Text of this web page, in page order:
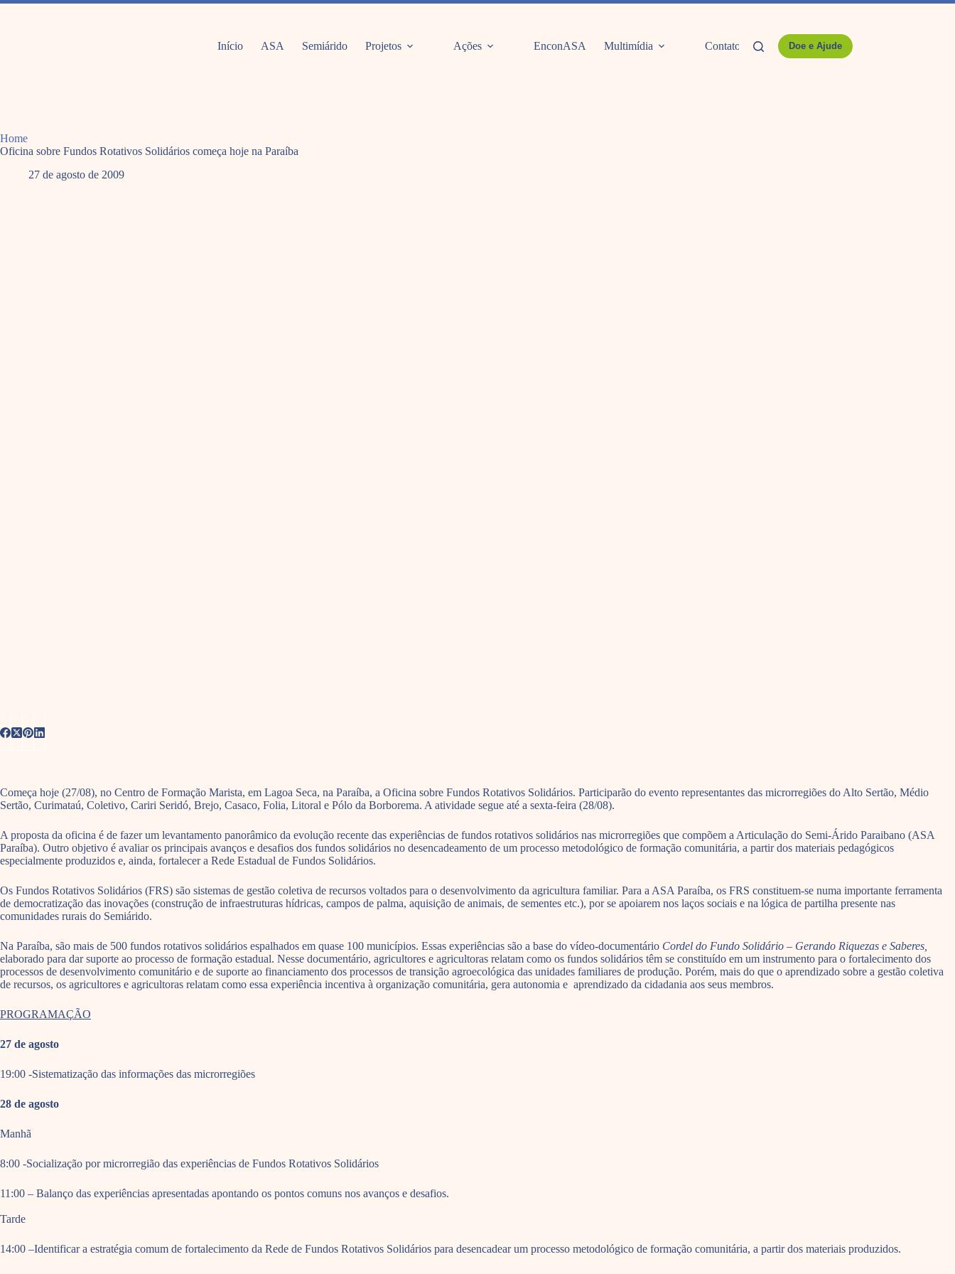
Pular
Início ASA Semiárido Projetos Ações EnconASA Multimídia Contato Doe e Ajude
Home
Oficina sobre Fundos Rotativos Solidários começa hoje na Paraíba
27 de agosto de 2009
Começa hoje (27/08), no Centro de Formação Marista, em Lagoa Seca, na Paraíba, a Oficina sobre Fundos Rotativos Solidários. Participarão do evento representantes das microrregiões do Alto Sertão, Médio
Sertão, Curimataú, Coletivo, Cariri Seridó, Brejo, Casaco, Folia, Litoral e Pólo da Borborema. A atividade segue até a sexta-feira (28/08).
A proposta da oficina é de fazer um levantamento panorâmico da evolução recente das experiências de fundos rotativos solidários nas microrregiões que compõem a Articulação do Semi-Árido Paraibano (ASA
Paraíba). Outro objetivo é avaliar os principais avanços e desafios dos fundos solidários no desencadeamento de um processo metodológico de formação comunitária, a partir dos materiais pedagógicos
especialmente produzidos e, ainda, fortalecer a Rede Estadual de Fundos Solidários.
Os Fundos Rotativos Solidários (FRS) são sistemas de gestão coletiva de recursos voltados para o desenvolvimento da agricultura familiar. Para a ASA Paraíba, os FRS constituem-se numa importante ferramenta
de democratização das inovações (construção de infraestruturas hídricas, campos de palma, aquisição de animais, de sementes etc.), por se apoiarem nos laços sociais e na lógica de partilha presente nas
comunidades rurais do Semiárido.
Na Paraíba, são mais de 500 fundos rotativos solidários espalhados em quase 100 municípios. Essas experiências são a base do vídeo-documentário Cordel do Fundo Solidário – Gerando Riquezas e Saberes,
elaborado para dar suporte ao processo de formação estadual. Nesse documentário, agricultores e agricultoras relatam como os fundos solidários têm se constituído em um instrumento para o fortalecimento dos
processos de desenvolvimento comunitário e de suporte ao financiamento dos processos de transição agroecológica das unidades familiares de produção. Porém, mais do que o aprendizado sobre a gestão coletiva
de recursos, os agricultores e agricultoras relatam como essa experiência incentiva à organização comunitária, gera autonomia e aprendizado da cidadania aos seus membros.
PROGRAMAÇÃO
27 de agosto
19:00 -Sistematização das informações das microrregiões
28 de agosto
Manhã
8:00 -Socialização por microrregião das experiências de Fundos Rotativos Solidários
11:00 – Balanço das experiências apresentadas apontando os pontos comuns nos avanços e desafios.
Tarde
14:00 –Identificar a estratégia comum de fortalecimento da Rede de Fundos Rotativos Solidários para desencadear um processo metodológico de formação comunitária, a partir dos materiais produzidos.